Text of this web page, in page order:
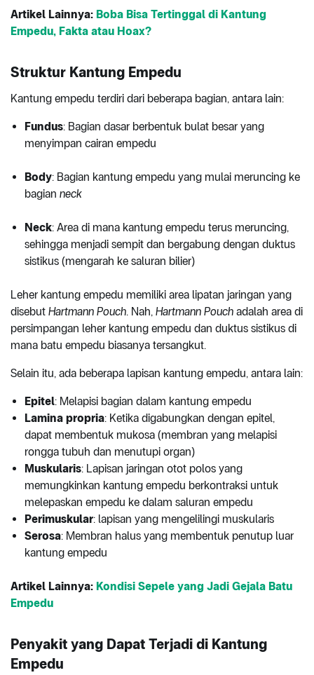
Artikel Lainnya: Boba Bisa Tertinggal di Kantung
Empedu, Fakta atau Hoax?
Struktur Kantung Empedu
Kantung empedu terdiri dari beberapa bagian, antara lain:
Fundus: Bagian dasar berbentuk bulat besar yang
menyimpan cairan empedu
Body: Bagian kantung empedu yang mulai meruncing ke
bagian neck
Neck: Area di mana kantung empedu terus meruncing,
sehingga menjadi sempit dan bergabung dengan duktus
sistikus (mengarah ke saluran bilier)
Leher kantung empedu memiliki area lipatan jaringan yang
disebut Hartmann Pouch. Nah, Hartmann Pouch adalah area di
persimpangan leher kantung empedu dan duktus sistikus di
mana batu empedu biasanya tersangkut.
Selain itu, ada beberapa lapisan kantung empedu, antara lain:
Epitel: Melapisi bagian dalam kantung empedu
Lamina propria: Ketika digabungkan dengan epitel,
dapat membentuk mukosa (membran yang melapisi
rongga tubuh dan menutupi organ)
Muskularis: Lapisan jaringan otot polos yang
memungkinkan kantung empedu berkontraksi untuk
melepaskan empedu ke dalam saluran empedu
Perimuskular: lapisan yang mengelilingi muskularis
Serosa: Membran halus yang membentuk penutup luar
kantung empedu
Artikel Lainnya: Kondisi Sepele yang Jadi Gejala Batu
Empedu
Penyakit yang Dapat Terjadi di Kantung
Empedu